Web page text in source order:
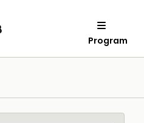
Program